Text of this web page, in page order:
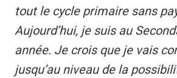
tout le cycle primaire sans
Aujourd’hui, je suis au
année. Je crois que je vais
jusqu’au niveau de la